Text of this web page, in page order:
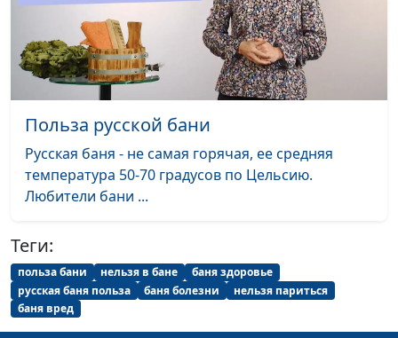
Жир и кровь как
продукты питания
Ирина Остапенко,
инструктор ЗОЖ
Что кушать для
здоровья печени?
Павел Меженин,
инструктор ЗОЖ, мастер
Что влияет на
здоровье кожи?
Павел Меженин,
инструктор ЗОЖ, мастер
укрепления
иммунитета
спорта
Как поддержать
здоровье желудка
Польза русской бани
Русская баня - не самая горячая, ее средняя
температура 50-70 градусов по Цельсию.
Любители бани ...
Теги:
польза бани нельзя в бане
баня здоровье
русская баня польза
баня болезни
нельзя париться
баня вред